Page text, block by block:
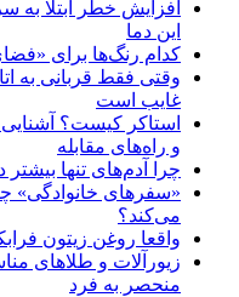
افزایش خطر ابتلا به
این دما
کدام رنگ‌ها برای
وقتی فقط قربانی به
غایب است
استاکر کیست؟ آشنایی
و راه‌های مقابله
چرا آدم‌های تنها
«سفرهای خانوادگی»
می‌کند؟
واقعا روغن زیتون
زیورآلات و طلاهای
منحصر به فرد